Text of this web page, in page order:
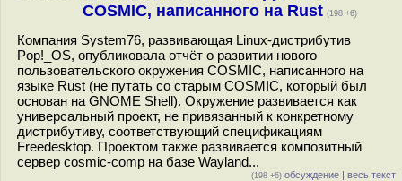
COSMIC, написанного на Rust (198 +6)
Компания System76, развивающая Linux-дистрибутив
Pop!_OS, опубликовала отчёт о развитии нового
пользовательского окружения COSMIC, написанного на
языке Rust (не путать со старым COSMIC, который был
основан на GNOME Shell). Окружение развивается как
универсальный проект, не привязанный к конкретному
дистрибутиву, соответствующий спецификациям
Freedesktop. Проектом также развивается композитный
сервер cosmic-comp на базе Wayland...
(198 +6) обсуждение | весь текст